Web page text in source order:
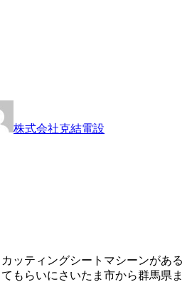
株式会社克結電設
ッティングシートマシーンがある
もらいにさいたま市から群馬県ま